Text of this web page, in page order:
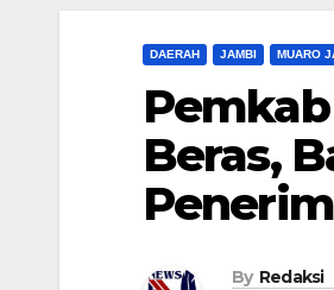
DAERAH JAMBI MUARO
Beras,
By Redaksi